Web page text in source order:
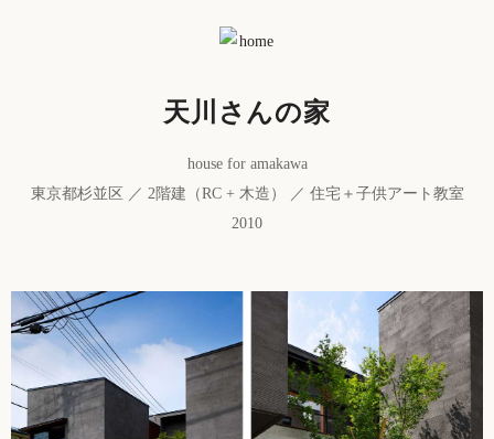
天川さんの家
house for amakawa
東京都杉並区 ／ 2階建（RC + 木造） ／ 住宅＋子供アート教室
2010